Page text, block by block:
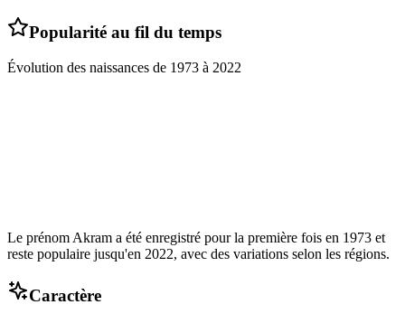
Popularité au fil du temps
Évolution des naissances de 1973 à 2022
Le prénom Akram a été enregistré pour la première fois en 1973 et
reste populaire jusqu'en 2022, avec des variations selon les régions.
Caractère